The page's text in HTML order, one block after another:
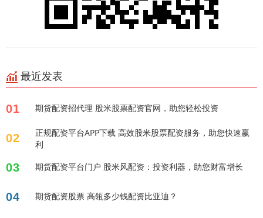
最近发表
01 期货配资招代理 股米股票配资官网，助您轻松投资
02
正规配资平台APP下载 高效股米股票配资服务，助您快速赢
利
03 期货配资平台门户 股米风配资：投资利器，助您财富增长
04 期货配资股票 高瓴多少钱配资比亚迪？